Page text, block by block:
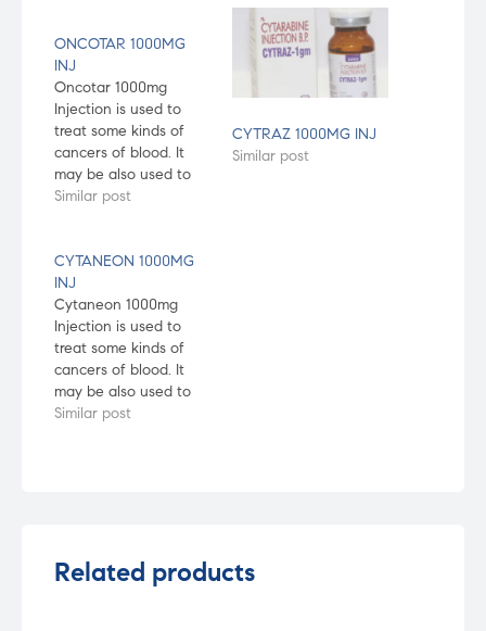
ONCOTAR 1000MG
INJ
Oncotar 1000mg
Injection is used to
treat some kinds of
cancers of blood. It
may be also used to
treat other conditions,
used with certain
other medicines as
part of combination
chemotherapy.
Similar post
CYTRAZ 1000MG INJ
Similar post
CYTANEON 1000MG
INJ
Cytaneon 1000mg
Injection is used to
treat some kinds of
cancers of blood. It
may be also used to
treat other conditions,
Similar post
Related products